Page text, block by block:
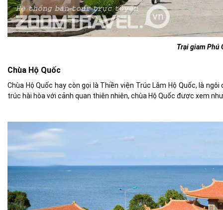
Trại giam Phú
Chùa Hộ Quốc
Chùa Hộ Quốc hay còn gọi là Thiền viện Trúc Lâm Hộ Quốc, là ngôi
trúc hài hòa với cảnh quan thiên nhiên, chùa Hộ Quốc được xem